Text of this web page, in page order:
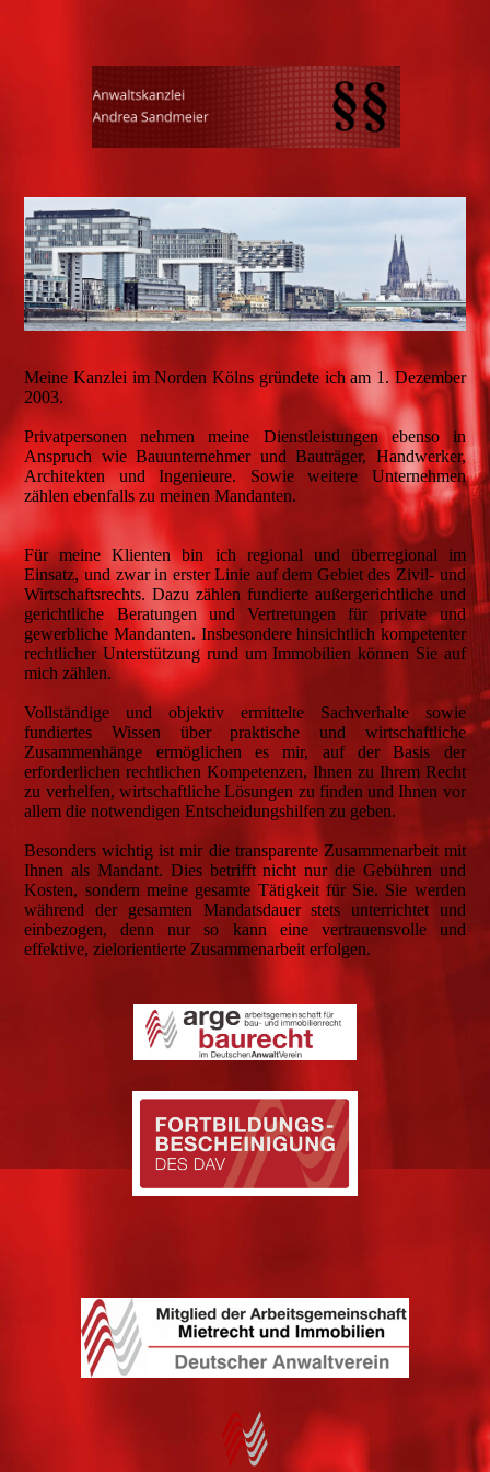
Meine Kanzlei im Norden Kölns gründete ich am 1. Dezember
2003.
Privatpersonen nehmen meine Dienstleistungen ebenso in
Anspruch wie Bauunternehmer und Bauträger, Handwerker,
Architekten und Ingenieure. Sowie weitere Unternehmen
zählen ebenfalls zu meinen Mandanten.
Für meine Klienten bin ich regional und überregional im
Einsatz, und zwar in erster Linie auf dem Gebiet des Zivil- und
Wirtschaftsrechts. Dazu zählen fundierte außergerichtliche und
gerichtliche Beratungen und Vertretungen für private und
gewerbliche Mandanten. Insbesondere hinsichtlich kompetenter
rechtlicher Unterstützung rund um Immobilien können Sie auf
mich zählen.
Vollständige und objektiv ermittelte Sachverhalte sowie
fundiertes Wissen über praktische und wirtschaftliche
Zusammenhänge ermöglichen es mir, auf der Basis der
erforderlichen rechtlichen Kompetenzen, Ihnen zu Ihrem Recht
zu verhelfen, wirtschaftliche Lösungen zu finden und Ihnen vor
allem die notwendigen Entscheidungshilfen zu geben.
Besonders wichtig ist mir die transparente Zusammenarbeit mit
Ihnen als Mandant. Dies betrifft nicht nur die Gebühren und
Kosten, sondern meine gesamte Tätigkeit für Sie. Sie werden
während der gesamten Mandatsdauer stets unterrichtet und
einbezogen, denn nur so kann eine vertrauensvolle und
effektive, zielorientierte Zusammenarbeit erfolgen.